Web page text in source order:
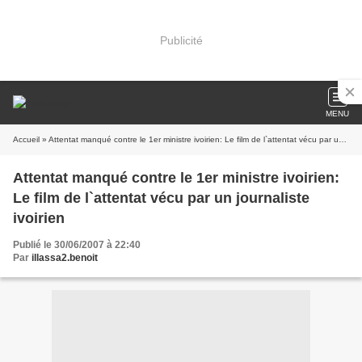
Publicité
MENU
Accueil » Attentat manqué contre le 1er ministre ivoirien: Le film de l`attentat vécu par un journaliste ivoirien
Attentat manqué contre le 1er ministre ivoirien:
Le film de l`attentat vécu par un journaliste
ivoirien
Publié le 30/06/2007 à 22:40
Par illassa2.benoit